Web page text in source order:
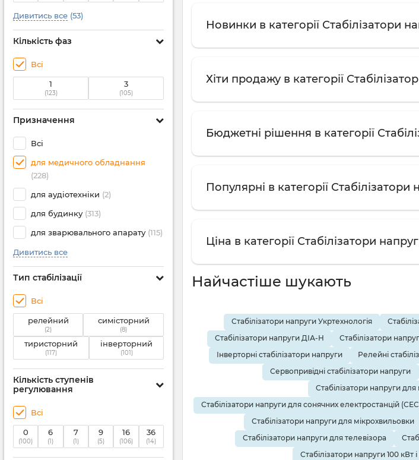
Дивитись все (53)
Кількість фаз
Всі
1
(123)
3
(105)
Призначення
Всі
для медичного обладнання
(228)
для аудіотехніки (2)
для будинку (313)
для зварювального апарату (115)
Дивитись все
Тип стабілізації
Всі
релейний
(2)
симісторний
(8)
тиристорний
(117)
інверторний
(101)
Кількість ступенів
регулювання
Всі
0
(100)
6
(1)
7
(1)
9
(5)
16
(106)
36
(14)
Новинки в категорії Стабілізатори
Хіти продажу в категорії
Бюджетні рішення в категорії
Популярні в категорії Стабілізатори
Ціна в категорії Стабілізатори
Найчастіше шукають
Стабілізатори напруги Укртехнологія
Стабілізатори напруги ДІА-Н
Стабілізатори
Інверторні стабілізатори напруги
Релейні
Сервопривідні стабілізатори напруги
Стабілізатори напруги
Стабілізатори напруги для сонячних електростанцій
Стабілізатори напруги для мікрохвильовки
Стабілізатори напруги для телевізора
Стабілізатори напруги 100 кВт